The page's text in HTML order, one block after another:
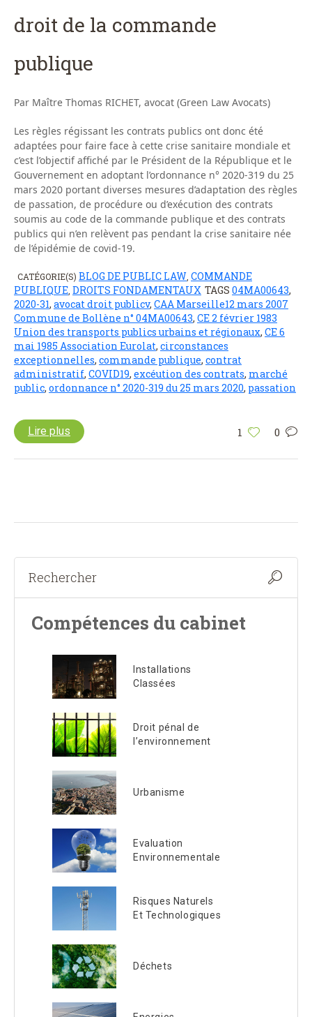
droit de la commande
publique
Par Maître Thomas RICHET, avocat (Green Law Avocats)
Les règles régissant les contrats publics ont donc été
adaptées pour faire face à cette crise sanitaire mondiale et
c’est l’objectif affiché par le Président de la République et le
Gouvernement en adoptant l’ordonnance n° 2020-319 du 25
mars 2020 portant diverses mesures d’adaptation des règles
de passation, de procédure ou d’exécution des contrats
soumis au code de la commande publique et des contrats
publics qui n’en relèvent pas pendant la crise sanitaire née
de l’épidémie de covid-19.
CATÉGORIE(S) BLOG DE PUBLIC LAW COMMANDE
PUBLIQUE DROITS FONDAMENTAUX TAGS 04MA00643,
2020-31, avocat droit publicv, CAA Marseille12 mars 2007
Commune de Bollène n° 04MA00643, CE 2 février 1983
Union des transports publics urbains et régionaux, CE 6
mai 1985 Association Eurolat, circonstances
exceptionnelles, commande publique, contrat
administratif, COVID19, excéution des contrats, marché
public, ordonnance n° 2020-319 du 25 mars 2020, passation
1 0
Lire plus
Compétences du cabinet
Installations
Classées
Droit pénal de
l’environnement
Urbanisme
Evaluation
Environnementale
Risques Naturels
Et Technologiques
Déchets